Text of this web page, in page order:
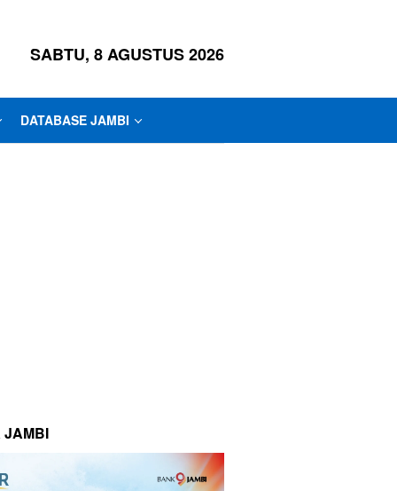
SABTU, 8 AGUSTUS 2026
DATABASE JAMBI